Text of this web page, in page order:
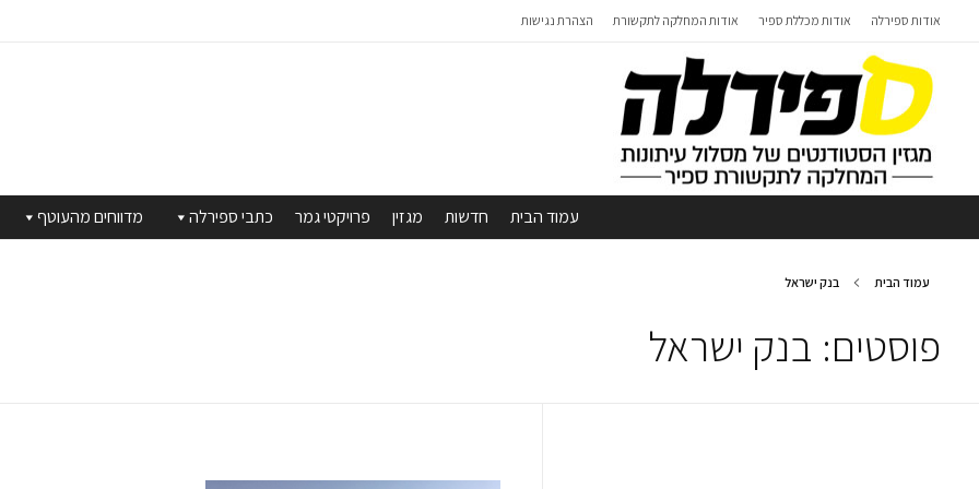
אודות ספירלה אודות מכללת ספיר אודות המחלקה לתקשורת הצהרת נגישות
עמוד הבית חדשות מגזין פרויקטי גמר כתבי ספירלה מדווחים מהעוטף
עמוד הבית בנק ישראל
פוסטים: בנק ישראל